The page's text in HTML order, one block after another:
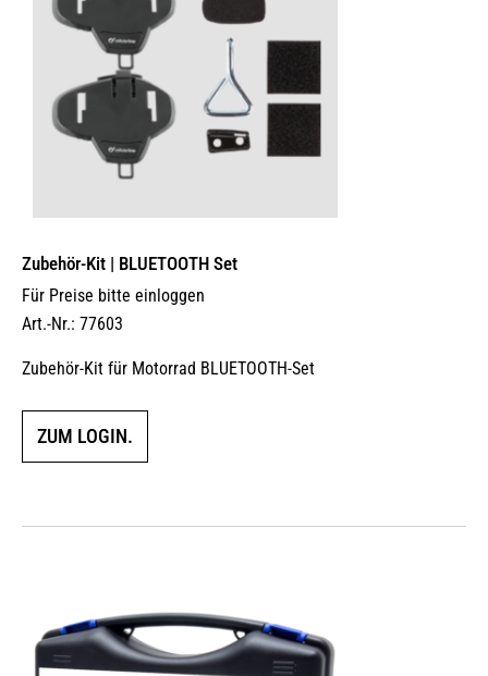
Zubehör-Kit | BLUETOOTH Set
Für Preise bitte einloggen
Art.-Nr.: 77603
Zubehör-Kit für Motorrad BLUETOOTH-Set
ZUM LOGIN.